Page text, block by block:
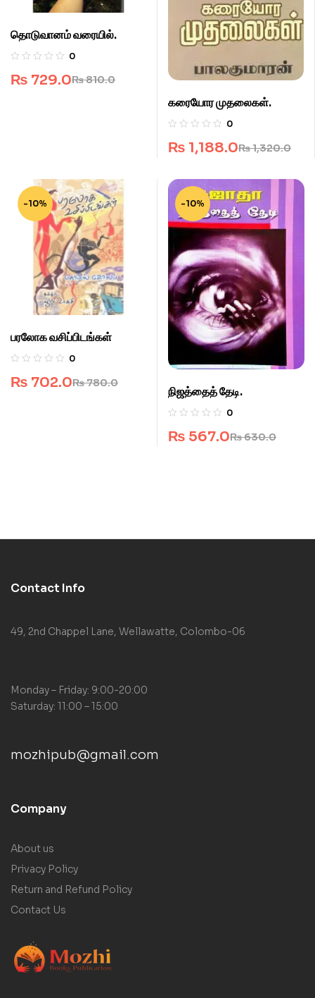
தொடுவானம் வரையில்.
0
₨810.0
₨ 729.0
கரையோர முதலைகள்.
0
₨1,320.0
₨ 1,188.0
-10%
பரலோக வசிப்பிடங்கள்
0
₨780.0
₨ 702.0
-10%
நிஜத்தைத் தேடி.
0
₨630.0
₨ 567.0
Contact Info
49, 2nd Chappel Lane, Wellawatte, Colombo-06
Monday – Friday: 9:00-20:00
Saturday: 11:00 – 15:00
mozhipub@gmail.com
Company
About us
Privacy Policy
Return and Refund Policy
Contact Us